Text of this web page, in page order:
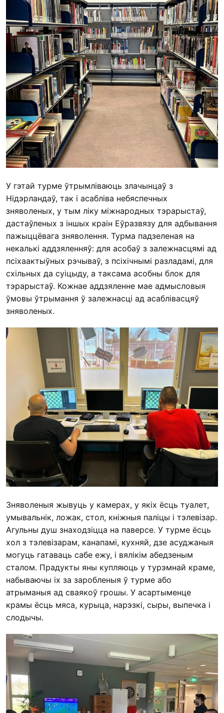
У гэтай турме ўтрымліваюць злачынцаў з
Нідэрландаў, так і асабліва небяспечных
зняволеных, у тым ліку міжнародных тэрарыстаў,
дастаўленых з іншых краін Еўразвязу для адбывання
пажыццёвага зняволення. Турма падзеленая на
некалькі аддзяленняў: для асобаў з залежнасцямі ад
псіхаактыўных рэчываў, з псіхічнымі разладамі, для
схільных да суіцыду, а таксама асобны блок для
тэрарыстаў. Кожнае аддзяленне мае адмысловыя
ўмовы ўтрымання ў залежнасці ад асаблівасцяў
зняволеных.
Зняволеныя жывуць у камерах, у якіх ёсць туалет,
умывальнік, ложак, стол, кніжныя паліцы і тэлевізар.
Агульны душ знаходзіцца на паверсе. У турме ёсць
хол з тэлевізарам, канапамі, кухняй, дзе асуджаныя
могуць гатаваць сабе ежу, і вялікім абедзеным
сталом. Прадукты яны купляюць у турэмнай краме,
набываючы іх за заробленыя ў турме або
атрыманыя ад сваякоў грошы. У асартыменце
крамы ёсць мяса, курыца, нарэзкі, сыры, выпечка і
слодычы.